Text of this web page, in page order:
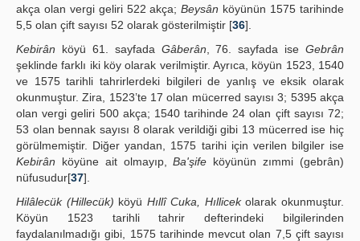
akça olan vergi geliri 522 akça;Beysân köyünün 1575 tarihinde
5,5 olan çift sayısı 52 olarak gösterilmiştir [36].
Kebirân köyü 61. sayfada Gâberân , 76. sayfada ise Gebrân
şeklinde farklı iki köy olarak verilmiştir. Ayrıca, köyün 1523, 1540
ve 1575 tarihli tahrirlerdeki bilgileri de yanlış ve eksik olarak
okunmuştur. Zira, 1523’te 17 olan mücerred sayısı 3; 5395 akça
olan vergi geliri 500 akça; 1540 tarihinde 24 olan çift sayısı 72;
53 olan bennak sayısı 8 olarak verildiği gibi 13 mücerred ise hiç
görülmemiştir. Diğer yandan, 1575 tarihi için verilen bilgiler ise
Kebirân köyüne ait olmayıp,Ba'şife köyünün zımmi (gebrân)
nüfusudur[37].
Hilâlecük (Hillecük) köyü Hıllî Cuka, Hıllicekolarak okunmuştur.
Köyün 1523 tarihli tahrir defterindeki bilgilerinden
faydalanılmadığı gibi, 1575 tarihinde mevcut olan 7,5 çift sayısı